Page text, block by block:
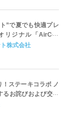
”で夏でも快適プレ
ジナル「AirCon
| ＰＧＭ
株式会社
ステーキコラボ ノ
るお詫びおよび交換